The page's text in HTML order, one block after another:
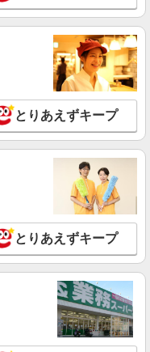
補助☆新たなスキルを身
円 ＜日払い有/週払い有/交
：赤間駅≫
詳細を見る
つ場所！デイサービスの
＜日払い有/週払い有/交
含む)＞
：赤間駅≫
詳細を見る
とりあえずキープ
とりあえずキープ